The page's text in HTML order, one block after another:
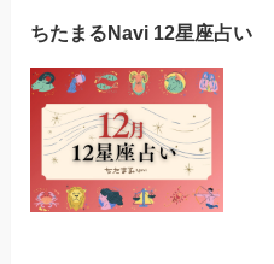
ちたまるNavi 12星座占い